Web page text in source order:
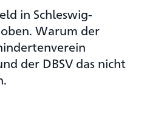
in Schleswig-
Warum der
der DBSV das nicht